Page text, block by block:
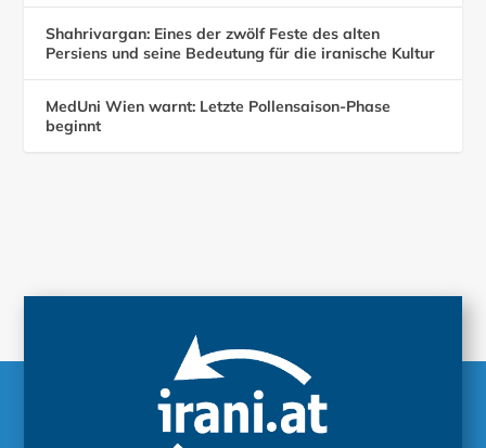
Shahrivargan: Eines der zwölf Feste des alten
Persiens und seine Bedeutung für die iranische Kultur
MedUni Wien warnt: Letzte Pollensaison-Phase
beginnt